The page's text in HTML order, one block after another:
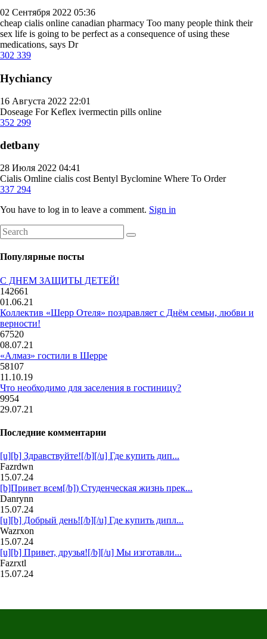
02 Сентября 2022 05:36
cheap cialis online canadian pharmacy Too many people think their
sex life is going to be perfect as a consequence of using these
medications, says Dr
302 339
Hychiancy
16 Августа 2022 22:01
Doseage For Keflex ivermectin pills online
352 299
detbany
28 Июля 2022 04:41
Cialis Omline cialis cost Bentyl Byclomine Where To Order
337 294
You have to log in to leave a comment. Sign in
Популярные посты
С ДНЕМ ЗАЩИТЫ ДЕТЕЙ!
142661
01.06.21
Коллектив «Шерр Отеля» поздравляет с Днём семьи, любви и
верности!
67520
08.07.21
«Алмаз» гостили в Шерре
58107
11.10.19
Что необходимо для заселения в гостиницу?
9954
29.07.21
Последние комментарии
[u][b] Здравствуйте![/b][/u] Где купить дип...
Fazrdwn
15.07.24
[b]Привет всем[/b]) Студенческая жизнь прек...
Danrynn
15.07.24
[u][b] Добрый день![/b][/u] Где купить дипл...
Wazrxon
15.07.24
[u][b] Привет, друзья![/b][/u] Мы изготавли...
Fazrxtl
15.07.24